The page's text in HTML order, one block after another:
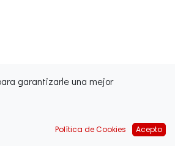
garantizarle una mejor
Política de Cookies Acepto